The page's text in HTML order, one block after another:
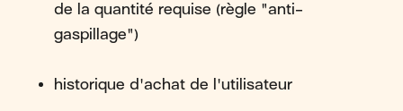
de la quantité requise (règle "anti-
gaspillage")
historique d'achat de l'utilisateur